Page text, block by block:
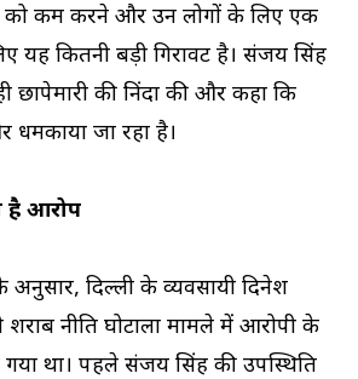
को कम करने और उन लोगों के लिए एक
यह कितनी बड़ी गिरावट है। संजय सिंह
छापेमारी की निंदा की और कहा कि
धमकाया जा रहा है।
है आरोप
अनुसार, दिल्ली के व्यवसायी दिनेश
शराब नीति घोटाला मामले में आरोपी के
था। पहले संजय सिंह की उपस्थिति